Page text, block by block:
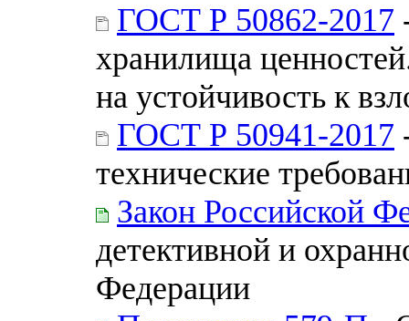
ГОСТ Р 50862-2017
хранилища
на устойчивость к
ГОСТ Р 50941-2017
технические
Закон Российской
детективной и
Федерации